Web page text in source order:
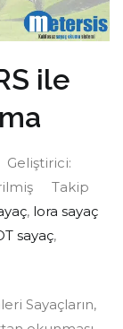
ile
Geliştirici:
Takip
, lora sayaç
sayaç,
Sayaçların,